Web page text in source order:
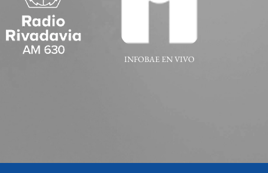
INFOBAE EN VIVO